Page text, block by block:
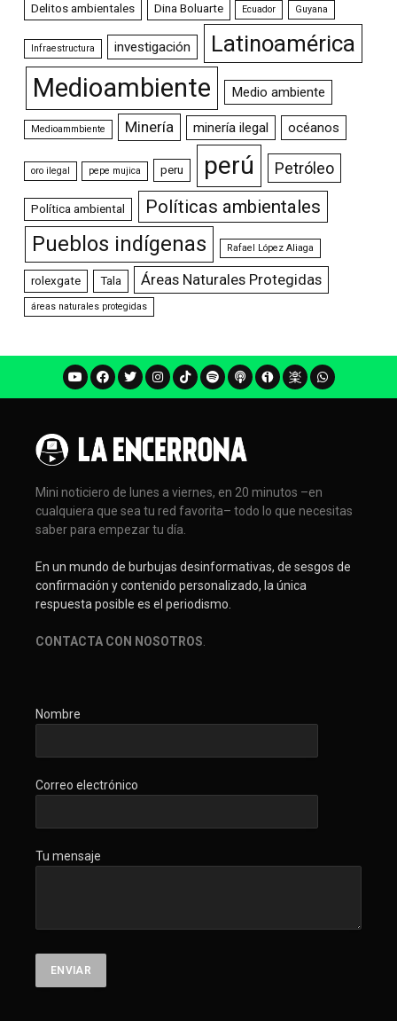
Delitos ambientales Dina Boluarte Ecuador Guyana
Infraestructura investigación Latinoamérica
Medioambiente Medio ambiente
Medioammbiente Minería minería ilegal océanos
oro ilegal pepe mujica peru perú Petróleo
Política ambiental Políticas ambientales
Pueblos indígenas Rafael López Aliaga
rolexgate Tala Áreas Naturales Protegidas
áreas naturales protegidas
Mini noticiero de lunes a viernes, en 20 minutos –en
cualquiera que sea tu red favorita– todo lo que necesitas
saber para empezar tu día.
En un mundo de burbujas desinformativas, de sesgos de
confirmación y contenido personalizado, la única
respuesta posible es el periodismo.
CONTACTA CON NOSOTROS
Nombre
Correo electrónico
Tu mensaje